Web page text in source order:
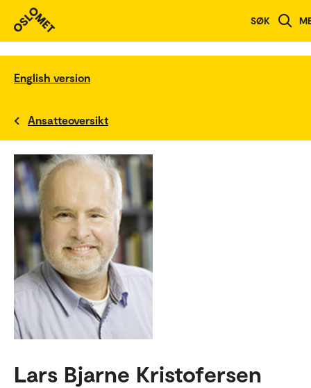
SØK
English version
Ansatteoversikt
Lars Bjarne Kristofersen